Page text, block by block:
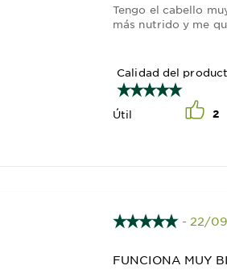
Tengo el cabello
más nutrido y me
Calidad del
Útil 2
- 22/
FUNCIONA MUY